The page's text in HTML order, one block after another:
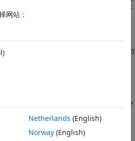
列可以是多元的，这导致了多元模型的产
系统的输出进行建模，该系统将方差为
其虚拟输入。此类模型的真实测量输入量为
e
谱 由下列公式给出：
网站：
Netherlands (English)
Norway(English)